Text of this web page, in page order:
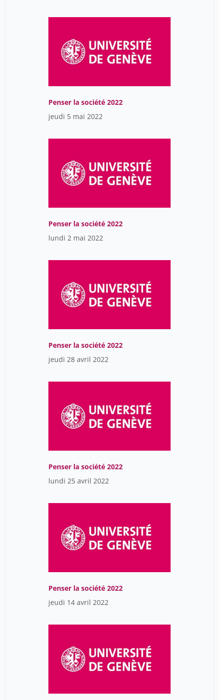
Penser la société 2022
jeudi 5 mai 2022
Penser la société 2022
lundi 2 mai 2022
Penser la société 2022
jeudi 28 avril 2022
Penser la société 2022
lundi 25 avril 2022
Penser la société 2022
jeudi 14 avril 2022